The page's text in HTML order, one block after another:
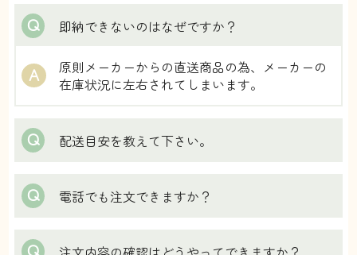
Q 即納できないのはなぜですか？
A
原則メーカーからの直送商品の為、メーカーの
在庫状況に左右されてしまいます。
Q 配送目安を教えて下さい。
Q 電話でも注文できますか？
Q